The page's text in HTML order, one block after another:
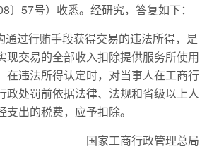
〕57号）收悉。经研究，答复如下：
通过行贿手段获得交易的违法所得，是
现交易的全部收入扣除提供服务所使用
在违法所得认定时，对当事人在工商行
政处罚前依据法律、法规和省级以上人
出的税费，应予扣除。
国家工商行政管理总局